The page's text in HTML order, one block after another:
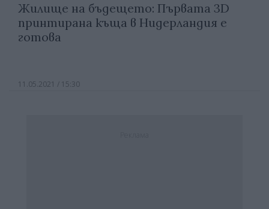
Жилище на бъдещето: Първата 3D
принтирана къща в Нидерландия е
готова
11.05.2021 / 15:30